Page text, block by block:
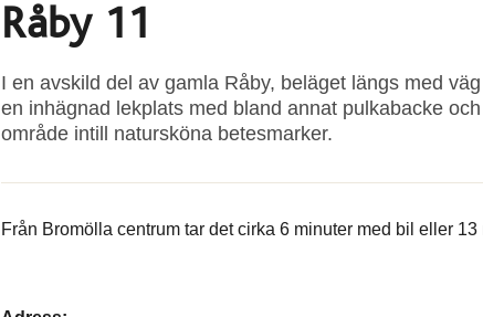
Råby 11
I en avskild del av gamla Råby, beläget längs med
en inhägnad lekplats med bland annat pulkabacke
område intill natursköna betesmarker.
Från Bromölla centrum tar det cirka 6 minuter med bil eller